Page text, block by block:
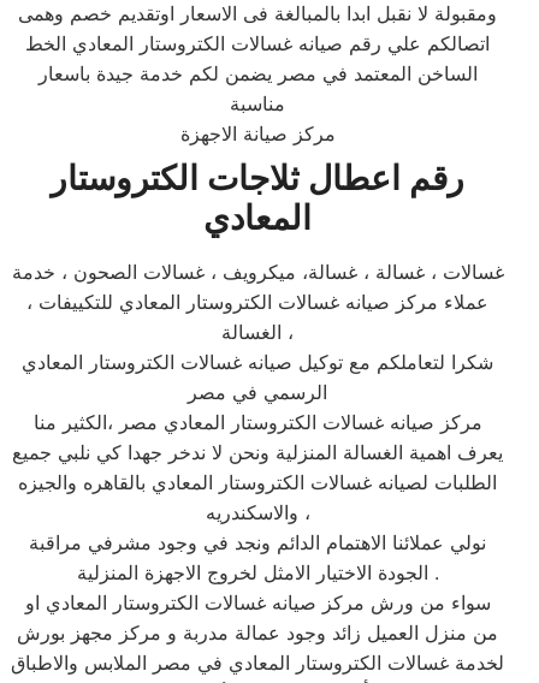
ومقبولة لا نقبل ابدا بالمبالغة فى الاسعار اوتقديم خصم وهمى
اتصالكم علي رقم صيانه غسالات الكتروستار المعادي الخط
الساخن المعتمد في مصر يضمن لكم خدمة جيدة باسعار
مناسبة
مركز صيانة الاجهزة
رقم اعطال ثلاجات الكتروستار
المعادي
غسالات ، غسالة ، غسالة، ميكرويف ، غسالات الصحون ، خدمة
عملاء مركز صيانه غسالات الكتروستار المعادي للتكييفات ،
الغسالة ،
شكرا لتعاملكم مع توكيل صيانه غسالات الكتروستار المعادي
الرسمي في مصر
مركز صيانه غسالات الكتروستار المعادي مصر ،الكثير منا
يعرف اهمية الغسالة المنزلية ونحن لا ندخر جهدا كي نلبي جميع
الطلبات لصيانه غسالات الكتروستار المعادي بالقاهره والجيزه
والاسكندريه ،
نولي عملائنا الاهتمام الدائم ونجد في وجود مشرفي مراقبة
الجودة الاختيار الامثل لخروج الاجهزة المنزلية .
سواء من ورش مركز صيانه غسالات الكتروستار المعادي او
من منزل العميل زائد وجود عمالة مدربة و مركز مجهز بورش
لخدمة غسالات الكتروستار المعادي في مصر الملابس والاطباق